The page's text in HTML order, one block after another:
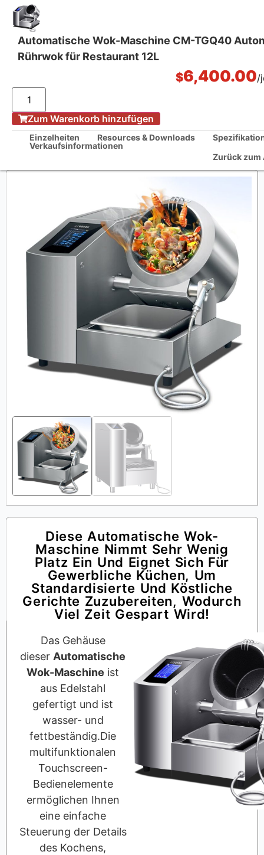
Home /
Automatische Wok-Maschine CM-TGQ40 Automatischer Rührwok für
Restaurant 12L
Diese Automatische Wok-
Maschine Nimmt Sehr Wenig
Platz Ein Und Eignet Sich Für
Gewerbliche Küchen, Um
Standardisierte Und Köstliche
Gerichte Zuzubereiten, Wodurch
Viel Zeit Gespart Wird!
Das Gehäuse
dieserAutomatische
Wok-Maschine ist
aus Edelstahl
gefertigt und ist
wasser- und
fettbeständig.Die
multifunktionalen
Touchscreen-
Bedienelemente
ermöglichen Ihnen
eine einfache
Steuerung der Details
des Kochens,
Automatische Wok-Maschine CM-TGQ40
Rührwok für Restaurant 12L
$6,400.00/
Zum Warenkorb hinzufügen
Einzelheiten Resources & Downloads
Verkaufsinformationen
Zurück zum